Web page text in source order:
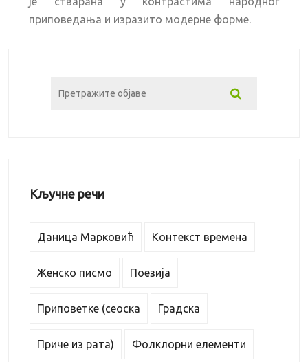
приповедања и изразито модерне форме.
Кључне речи
Даница Марковић Контекст времена
Женско писмо Поезија
Приповетке (сеоска Градска
Приче из рата) Фолклорни елементи